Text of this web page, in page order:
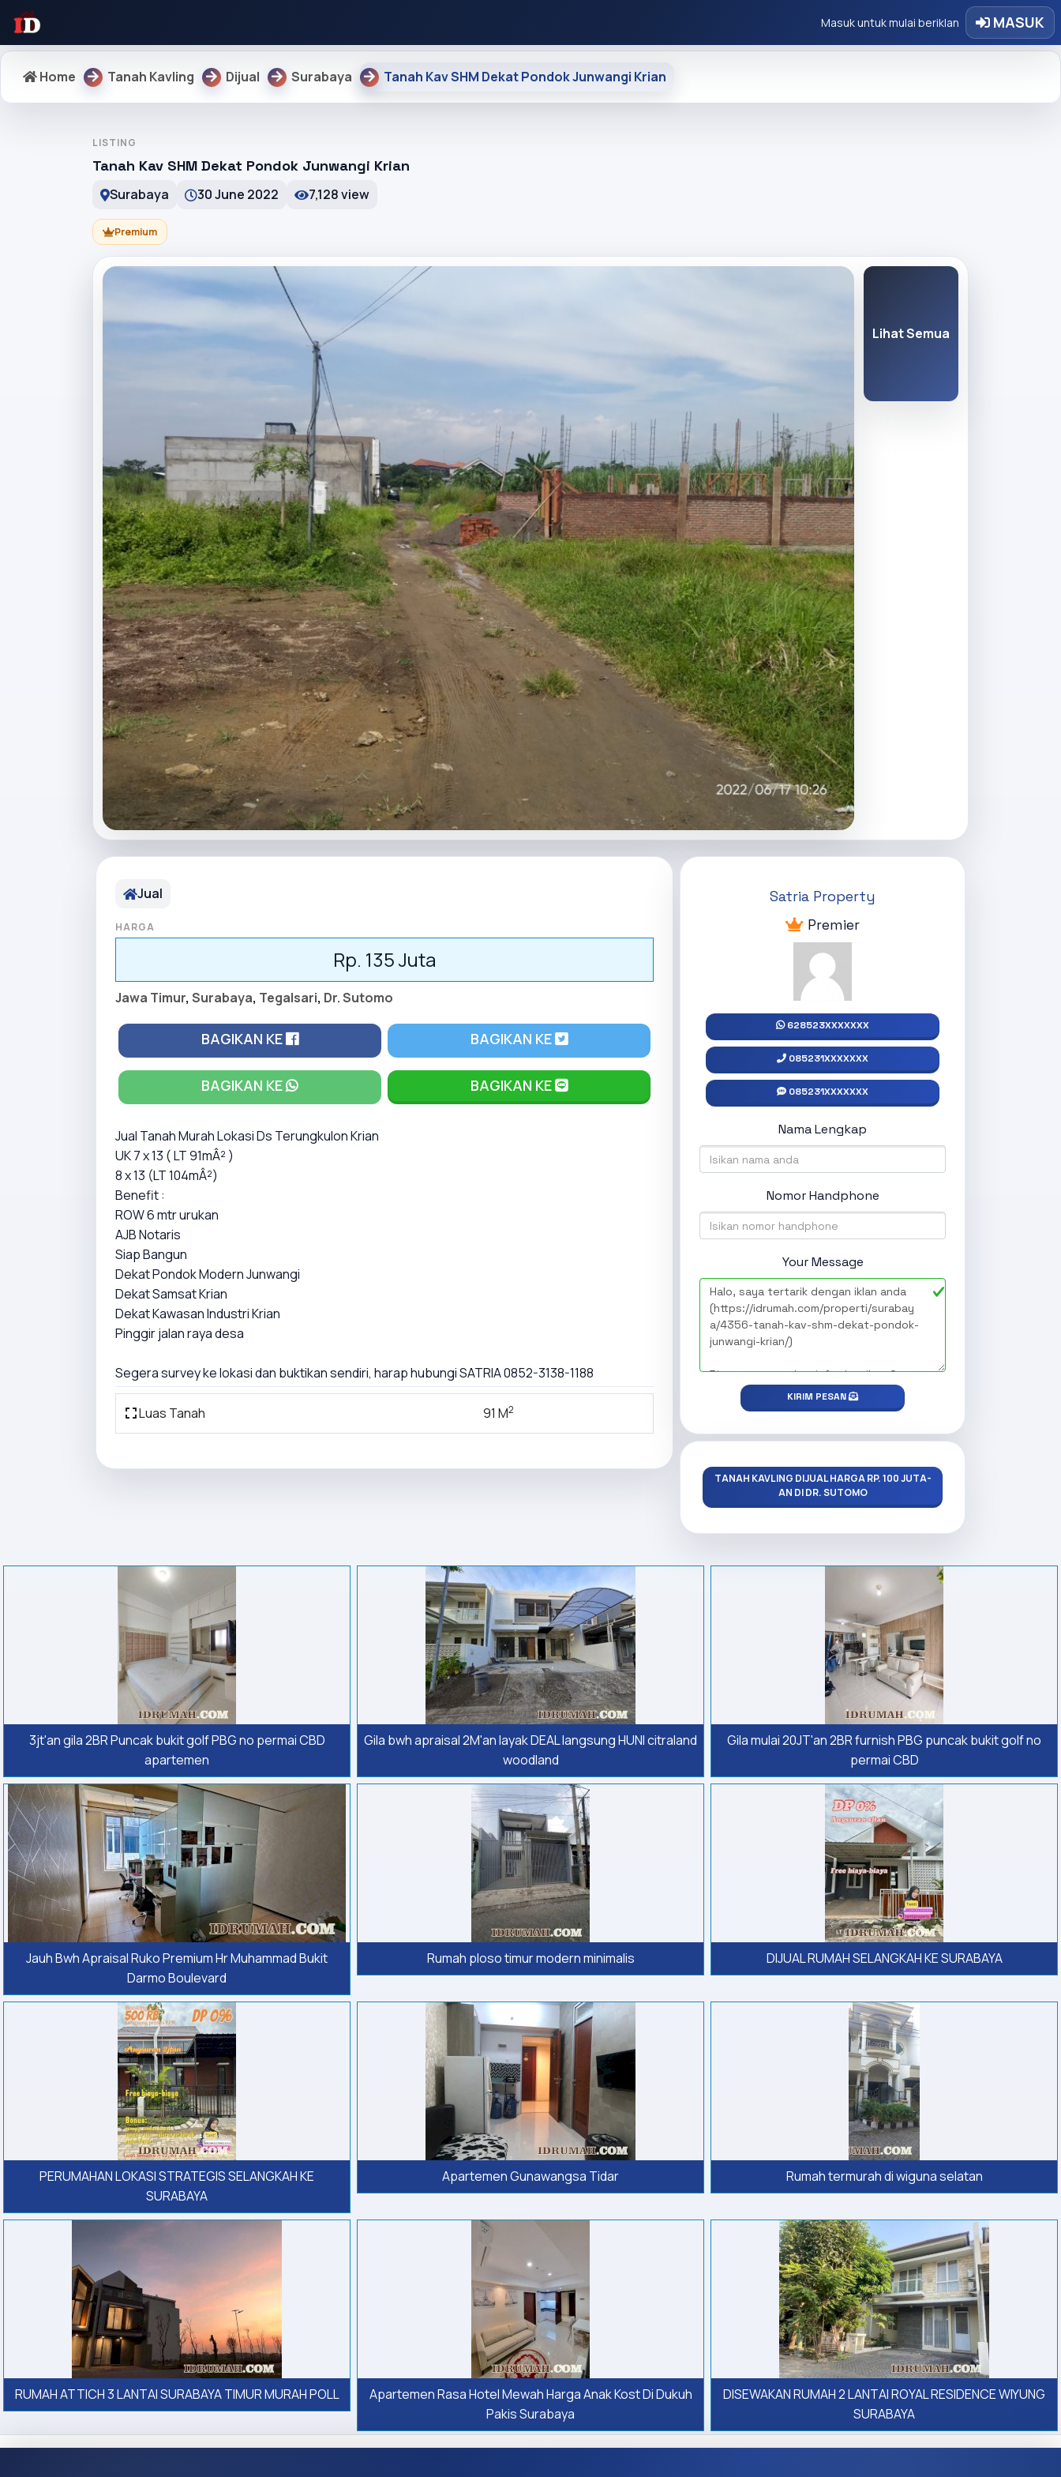
Masuk untuk mulai beriklan MASUK
Home Tanah Kavling Dijual Surabaya Tanah Kav SHM Dekat Pondok Junwangi Krian
LISTING
Tanah Kav SHM Dekat Pondok Junwangi Krian
Surabaya 30 June 2022 7,128 view
Premium
Lihat Semua
Jual
HARGA
Rp. 135 Juta
Jawa Timur, Surabaya, Tegalsari, Dr. Sutomo
BAGIKAN KE BAGIKAN KE
BAGIKAN KE BAGIKAN KE
Jual Tanah Murah Lokasi Ds Terungkulon Krian
UK 7 x 13 ( LT 91mÂ² )
8 x 13 (LT 104mÂ²)
Benefit :
ROW 6 mtr urukan
AJB Notaris
Siap Bangun
Dekat Pondok Modern Junwangi
Dekat Samsat Krian
Dekat Kawasan Industri Krian
Pinggir jalan raya desa
Segera survey ke lokasi dan buktikan sendiri, harap hubungi SATRIA 0852-3138-1188
Luas Tanah 91 M2
Satria Property
Premier
628523XXXXXXX
085231XXXXXXX
085231XXXXXXX
Nama Lengkap
Nomor Handphone
Your Message
KIRIM PESAN
TANAH KAVLING DIJUAL HARGA RP. 100 JUTA-
AN DI DR. SUTOMO
3jt'an gila 2BR Puncak bukit golf PBG no permai CBD
apartemen
Gila bwh apraisal 2M'an layak DEAL langsung HUNI citraland
woodland
Gila mulai 20JT'an 2BR furnish PBG puncak bukit golf no
permai CBD
Jauh Bwh Apraisal Ruko Premium Hr Muhammad Bukit
Darmo Boulevard
Rumah ploso timur modern minimalis DIJUAL RUMAH SELANGKAH KE SURABAYA
PERUMAHAN LOKASI STRATEGIS SELANGKAH KE
SURABAYA
Apartemen Gunawangsa Tidar Rumah termurah di wiguna selatan
RUMAH ATTICH 3 LANTAI SURABAYA TIMUR MURAH POLL
Apartemen Rasa Hotel Mewah Harga Anak Kost Di Dukuh
Pakis Surabaya
DISEWAKAN RUMAH 2 LANTAI ROYAL RESIDENCE WIYUNG
SURABAYA